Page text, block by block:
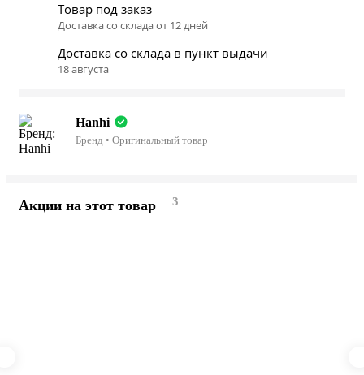
Товар под заказ
Доставка со склада от 12 дней
Доставка со склада в пункт выдачи
18 августа
Hanhi
Бренд • Оригинальный товар
Акции на этот товар 3